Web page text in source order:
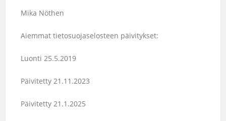
Mika Nöthen
Aiemmat tietosuojaselosteen päivitykset:
Luonti 25.5.2019
Päivitetty 21.11.2023
Päivitetty 21.1.2025